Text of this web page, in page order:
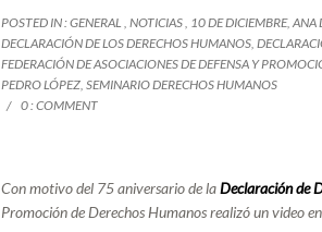
POSTED IN :GENERAL ,NOTICIAS 10 DE DICIEMBRE,ANA
DECLARACIÓN DE LOS DERECHOS HUMANOS ,
FEDERACIÓN DE ASOCIACIONES DE DEFENSA Y
PEDRO LÓPEZ ,SEMINARIO DERECHOS HUMANOS
0 : COMMENT
Con motivo del 75 aniversario de laDeclaración de
Promoción de Derechos Humanosrealizó un video